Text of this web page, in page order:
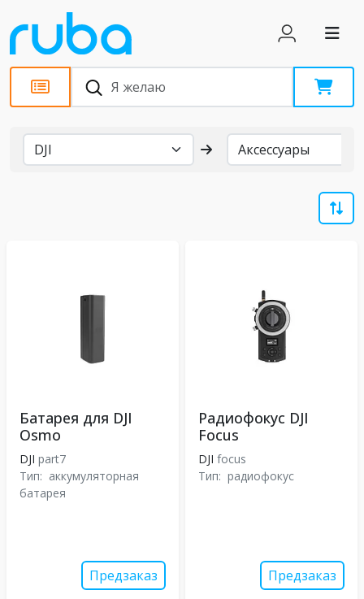
Бренды
Батарея для DJI
Osmo
DJI part7
Тип: аккумуляторная
батарея
Предзаказ
Радиофокус DJI
Focus
DJI focus
Тип: радиофокус
Предзаказ